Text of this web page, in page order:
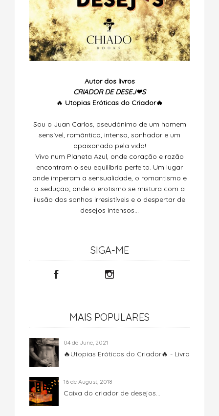
Autor dos livros
CRIADOR DE DESEJ❤S
🔥 Utopias Eróticas do Criador🔥
Sou o Juan Carlos, pseudónimo de um homem
sensível, romântico, intenso, sonhador e um
apaixonado pela vida!
Vivo num Planeta Azul, onde coração e razão
encontram o seu equilíbrio perfeito. Um lugar
onde imperam a sensualidade, o romantismo e
a sedução; onde o erotismo se mistura com a
ilusão dos sonhos irresistíveis e o despertar de
desejos intensos…
SIGA-ME
MAIS POPULARES
04 de June, 2021
🔥Utopias Eróticas do Criador🔥 - Livro
16 de August, 2018
Caixa do criador de desejos...